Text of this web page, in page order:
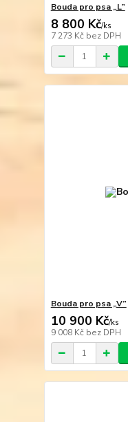
Bouda pro psa „L”
8 800 Kč/ks
7 273 Kč bez DPH
Bouda pro psa „V”
10 900 Kč/ks
9 008 Kč bez DPH